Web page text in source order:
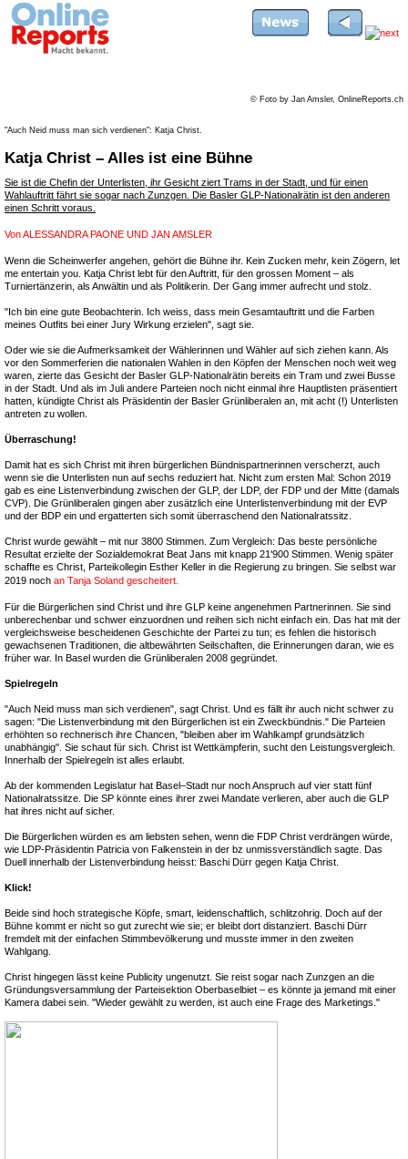
© Foto by Jan Amsler, OnlineReports.ch
"Auch Neid muss man sich verdienen": Katja Christ.
Katja Christ – Alles ist eine Bühne
Sie ist die Chefin der Unterlisten, ihr Gesicht ziert Trams in der Stadt, und für einen
Wahlauftritt fährt sie sogar nach Zunzgen. Die Basler GLP-Nationalrätin ist den anderen
einen Schritt voraus.
VonALESSANDRA PAONE UND JAN AMSLER
Wenn die Scheinwerfer angehen, gehört die Bühne ihr. Kein Zucken mehr, kein Zögern, let
me entertain you. Katja Christ lebt für den Auftritt, für den grossen Moment – als
Turniertänzerin, als Anwältin und als Politikerin. Der Gang immer aufrecht und stolz.
"Ich bin eine gute Beobachterin. Ich weiss, dass mein Gesamtauftritt und die Farben
meines Outfits bei einer Jury Wirkung erzielen", sagt sie.
Oder wie sie die Aufmerksamkeit der Wählerinnen und Wähler auf sich ziehen kann. Als
vor den Sommerferien die nationalen Wahlen in den Köpfen der Menschen noch weit weg
waren, zierte das Gesicht der Basler GLP-Nationalrätin bereits ein Tram und zwei Busse
in der Stadt. Und als im Juli andere Parteien noch nicht einmal ihre Hauptlisten präsentiert
hatten, kündigte Christ als Präsidentin der Basler Grünliberalen an, mit acht (!) Unterlisten
antreten zu wollen.
Überraschung!
Damit hat es sich Christ mit ihren bürgerlichen Bündnispartnerinnen verscherzt, auch
wenn sie die Unterlisten nun auf sechs reduziert hat. Nicht zum ersten Mal: Schon 2019
gab es eine Listenverbindung zwischen der GLP, der LDP, der FDP und der Mitte (damals
CVP). Die Grünliberalen gingen aber zusätzlich eine Unterlistenverbindung mit der EVP
und der BDP ein und ergatterten sich somit überraschend den Nationalratssitz.
Christ wurde gewählt – mit nur 3800 Stimmen. Zum Vergleich: Das beste persönliche
Resultat erzielte der Sozialdemokrat Beat Jans mit knapp 21'900 Stimmen. Wenig später
schaffte es Christ, Parteikollegin Esther Keller in die Regierung zu bringen. Sie selbst war
2019 noch an Tanja Soland gescheitert.
Für die Bürgerlichen sind Christ und ihre GLP keine angenehmen Partnerinnen. Sie sind
unberechenbar und schwer einzuordnen und reihen sich nicht einfach ein. Das hat mit der
vergleichsweise bescheidenen Geschichte der Partei zu tun; es fehlen die historisch
gewachsenen Traditionen, die altbewährten Seilschaften, die Erinnerungen daran, wie es
früher war. In Basel wurden die Grünliberalen 2008 gegründet.
Spielregeln
"Auch Neid muss man sich verdienen", sagt Christ. Und es fällt ihr auch nicht schwer zu
sagen: "Die Listenverbindung mit den Bürgerlichen ist ein Zweckbündnis." Die Parteien
erhöhten so rechnerisch ihre Chancen, "bleiben aber im Wahlkampf grundsätzlich
unabhängig". Sie schaut für sich. Christ ist Wettkämpferin, sucht den Leistungsvergleich.
Innerhalb der Spielregeln ist alles erlaubt.
Ab der kommenden Legislatur hat Basel–Stadt nur noch Anspruch auf vier statt fünf
Nationalratssitze. Die SP könnte eines ihrer zwei Mandate verlieren, aber auch die GLP
hat ihres nicht auf sicher.
Die Bürgerlichen würden es am liebsten sehen, wenn die FDP Christ verdrängen würde,
wie LDP-Präsidentin Patricia von Falkenstein in der bz unmissverständlich sagte. Das
Duell innerhalb der Listenverbindung heisst: Baschi Dürr gegen Katja Christ.
Klick!
Beide sind hoch strategische Köpfe, smart, leidenschaftlich, schlitzohrig. Doch auf der
Bühne kommt er nicht so gut zurecht wie sie; er bleibt dort distanziert. Baschi Dürr
fremdelt mit der einfachen Stimmbevölkerung und musste immer in den zweiten
Wahlgang.
Christ hingegen lässt keine Publicity ungenutzt. Sie reist sogar nach Zunzgen an die
Gründungsversammlung der Parteisektion Oberbaselbiet – es könnte ja jemand mit einer
Kamera dabei sein. "Wieder gewählt zu werden, ist auch eine Frage des Marketings."